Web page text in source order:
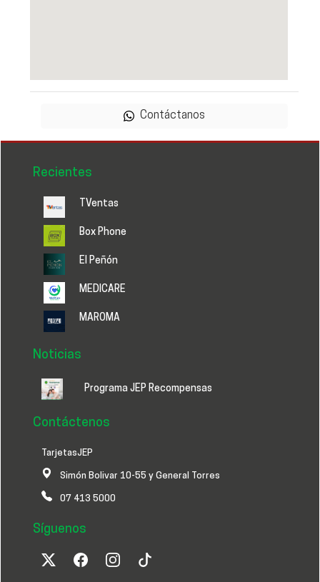
Contáctanos
Recientes
TVentas
Box Phone
El Peñón
MEDICARE
MAROMA
Noticias
Programa JEP Recompensas
Contáctenos
TarjetasJEP
Simón Bolivar 10-55 y General Torres
07 413 5000
Síguenos